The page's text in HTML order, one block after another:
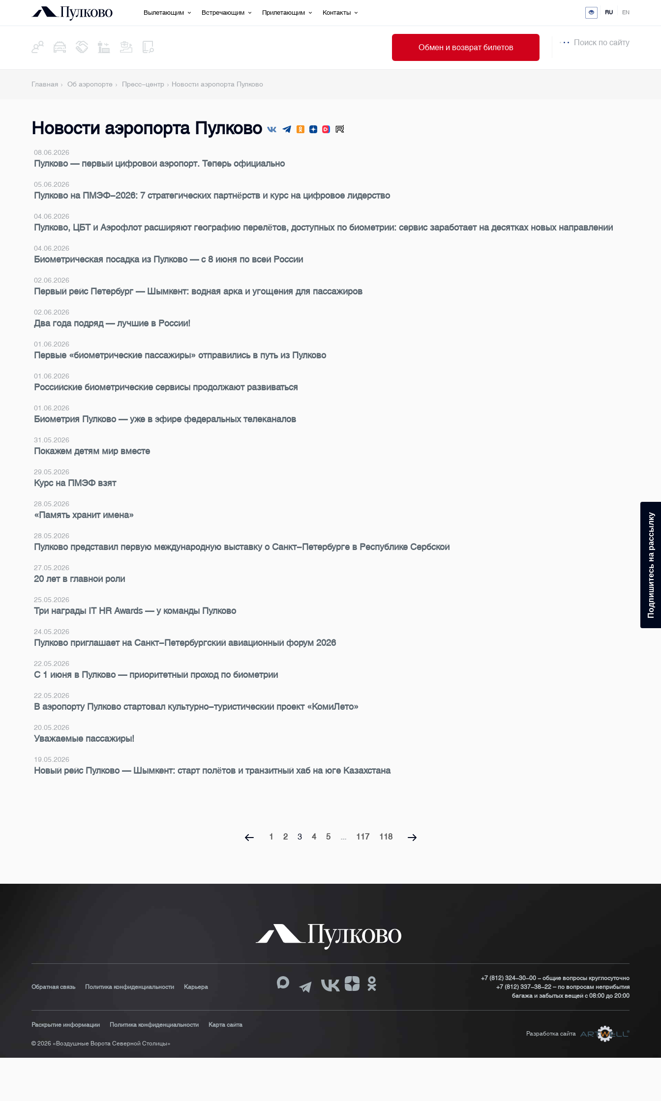
Вылетающим Встречающим Прилетающим Контакты RU EN
Обмен и возврат билетов
Поиск по сайту
Главная Об аэропорте Пресс-центр Новости аэропорта Пулково
Новости аэропорта Пулково
08.06.2026
Пулково — первый цифровой аэропорт. Теперь официально
05.06.2026
Пулково на ПМЭФ-2026: 7 стратегических партнёрств и курс на цифровое лидерство
04.06.2026
Пулково, ЦБТ и Аэрофлот расширяют географию перелётов, доступных по биометрии: сервис заработает на десятках новых направлений
04.06.2026
Биометрическая посадка из Пулково — с 8 июня по всей России
02.06.2026
Первый рейс Петербург — Шымкент: водная арка и угощения для пассажиров
02.06.2026
Два года подряд — лучшие в России!
01.06.2026
Первые «биометрические пассажиры» отправились в путь из Пулково
01.06.2026
Российские биометрические сервисы продолжают развиваться
01.06.2026
Биометрия Пулково — уже в эфире федеральных телеканалов
31.05.2026
Покажем детям мир вместе
29.05.2026
Курс на ПМЭФ взят
28.05.2026
«Память хранит имена»
28.05.2026
Пулково представил первую международную выставку о Санкт-Петербурге в Республике Сербской
27.05.2026
20 лет в главной роли
25.05.2026
Три награды IT HR Awards — у команды Пулково
24.05.2026
Пулково приглашает на Санкт-Петербургский авиационный форум 2026
22.05.2026
С 1 июня в Пулково — приоритетный проход по биометрии
22.05.2026
В аэропорту Пулково стартовал культурно-туристический проект «КомиЛето»
20.05.2026
Уважаемые пассажиры!
19.05.2026
Новый рейс Пулково — Шымкент: старт полётов и транзитный хаб на юге Казахстана
1 2 3 4 5 ... 117 118
Обратная связь Политика конфиденциальности Карьера
+7 (812) 324-30-00 - общие вопросы круглосуточно
+7 (812) 337-38-22 – по вопросам неприбытия
багажа и забытых вещей с 08:00 до 20:00
Раскрытие информации Политика конфиденциальности Карта сайта
© 2026 «Воздушные Ворота Северной Столицы»
Разработка сайта
Подпишитесь на рассылку